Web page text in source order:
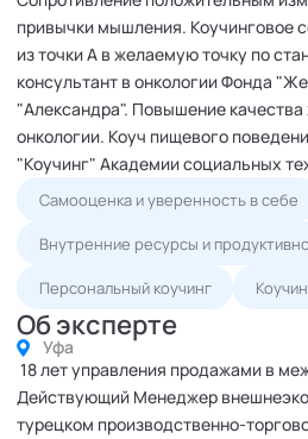
привычки мышления. Коучинговое
из точки А в желаемую точку по
консультант в онкологии Фонда
"Александра". Повышение качества
онкологии. Коуч пищевого
"Коучинг" Академии социальных
Самооценка и уверенность в себе
Внутренние ресурсы и
Персональный коучинг
Об эксперте
Уфа
18 лет управления продажами в
Действующий Менеджер
турецком производственно-